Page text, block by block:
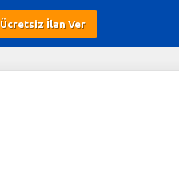
Ücretsiz İlan Ver